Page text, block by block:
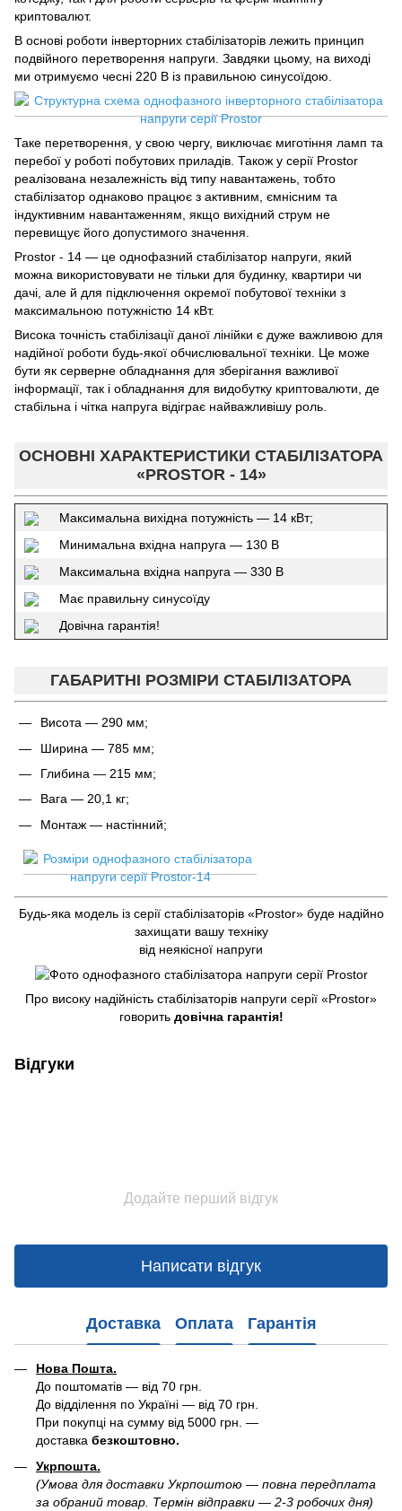
криптовалют.
В основі роботи інверторних стабілізаторів лежить принцип
подвійного перетворення напруги. Завдяки цьому, на виході
ми отримуємо чесні 220 В із правильною синусоїдою.
Таке перетворення, у свою чергу, виключає миготіння ламп та
перебої у роботі побутових приладів. Також у серії Prostor
реалізована незалежність від типу навантажень, тобто
стабілізатор однаково працює з активним, ємнісним та
індуктивним навантаженням, якщо вихідний струм не
перевищує його допустимого значення.
Prostor - 14 — це однофазний стабілізатор напруги, який
можна використовувати не тільки для будинку, квартири чи
дачі, але й для підключення окремої побутової техніки з
максимальною потужністю 14 кВт.
Висока точність стабілізації даної лінійки є дуже важливою для
надійної роботи будь-якої обчислювальної техніки. Це може
бути як серверне обладнання для зберігання важливої
інформації, так і обладнання для видобутку криптовалюти, де
стабільна і чітка напруга відіграє найважливішу роль.
ОСНОВНІ ХАРАКТЕРИСТИКИ СТАБІЛІЗАТОРА
«PROSTOR - 14»
Максимальна вихідна потужність — 14 кВт;
Минимальна вхідна напруга — 130 В
Максимальна вхідна напруга — 330 В
Має правильну синусоїду
Довічна гарантія!
ГАБАРИТНІ РОЗМІРИ СТАБІЛІЗАТОРА
Висота — 290 мм;
Ширина — 785 мм;
Глибина — 215 мм;
Вага — 20,1 кг;
Монтаж — настінний;
Будь-яка модель із серії стабілізаторів «Prostor» буде надійно
захищати вашу техніку
від неякісної напруги
Про високу надійність стабілізаторів напруги серії «Prostor»
говорить довічна гарантія!
Відгуки
Додайте перший відгук
Написати відгук
Доставка Оплата Гарантія
Нова Пошта.
До поштоматів — від 70 грн.
До відділення по Україні — від 70 грн.
При покупці на сумму від 5000 грн. —
доставка безкоштовно.
Укрпошта.
(Умова для доставки Укрпоштою — повна передплата
за обраний товар. Термін відправки — 2-3 робочих дня)